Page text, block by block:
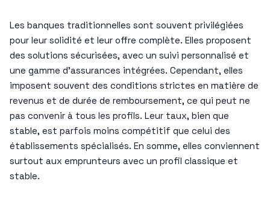
Les banques traditionnelles sont souvent privilégiées
pour leur solidité et leur offre complète. Elles proposent
des solutions sécurisées, avec un suivi personnalisé et
une gamme d’assurances intégrées. Cependant, elles
imposent souvent des conditions strictes en matière de
revenus et de durée de remboursement, ce qui peut ne
pas convenir à tous les profils. Leur taux, bien que
stable, est parfois moins compétitif que celui des
établissements spécialisés. En somme, elles conviennent
surtout aux emprunteurs avec un profil classique et
stable.